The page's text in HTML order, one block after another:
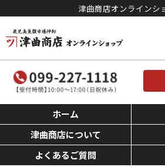
津曲商店オンラインシ
ホーム
津曲商店について
よくあるご質問